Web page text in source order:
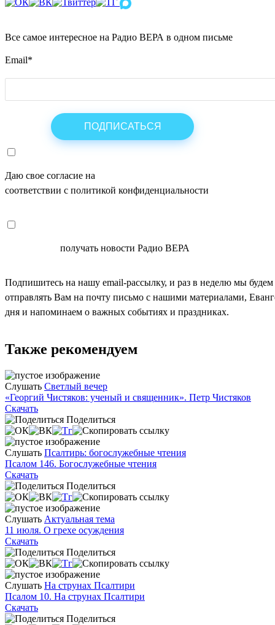
Все самое интересное на Радио ВЕРА в одном письме
Email*
Даю свое согласие на
соответствии с политикой конфиденциальности
получать новости Радио ВЕРА
Подпишитесь на нашу email-рассылку, и раз в неделю мы будем
отправлять Вам на почту письмо с нашими материалами,
дня и напоминаем о важных событиях и праздниках.
Также рекомендуем
Слушать Светлый вечер
«Георгий Чистяков: ученый и священник». Петр Чистяков
Скачать
Поделиться
Слушать Псалтирь: богослужебные чтения
Псалом 146. Богослужебные чтения
Скачать
Поделиться
Слушать Актуальная тема
11 июля. О грехе осуждения
Скачать
Поделиться
Слушать На струнах Псалтири
Псалом 10. На струнах Псалтири
Скачать
Поделиться